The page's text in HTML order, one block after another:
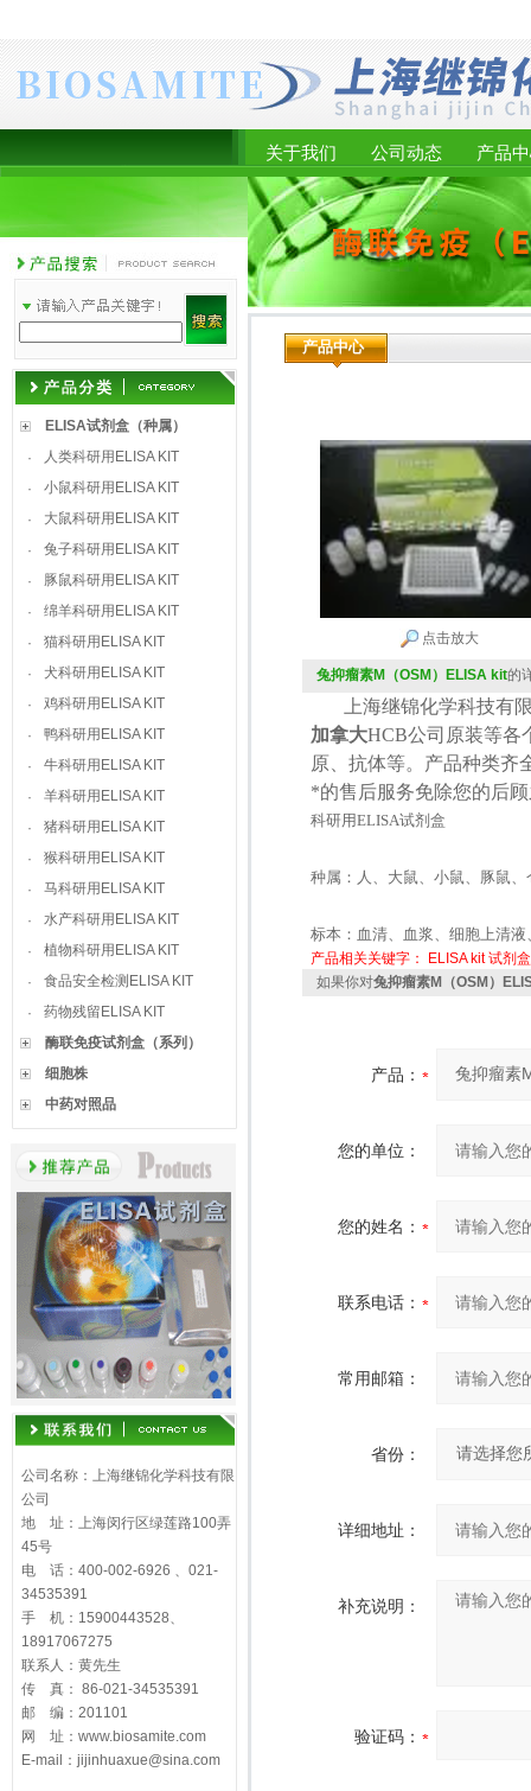
关于我们 公司动态 产品
ELISA试剂盒（种属）
·
人类科研用ELISA KIT
·
小鼠科研用ELISA KIT
·
大鼠科研用ELISA KIT
·
兔子科研用ELISA KIT
·
豚鼠科研用ELISA KIT
·
绵羊科研用ELISA KIT
·
猫科研用ELISA KIT
·
犬科研用ELISA KIT
·
鸡科研用ELISA KIT
·
鸭科研用ELISA KIT
·
牛科研用ELISA KIT
·
羊科研用ELISA KIT
·
猪科研用ELISA KIT
·
猴科研用ELISA KIT
·
马科研用ELISA KIT
·
水产科研用ELISA KIT
·
植物科研用ELISA KIT
·
食品安全检测ELISA KIT
·
药物残留ELISA KIT
酶联免疫试剂盒（系列）
细胞株
中药对照品
公司名称：上海继锦化学科技有限
公司
地 址：上海闵行区绿莲路100弄
45号
电 话：400-002-6926 、021-
34535391
手 机：15900443528、
18917067275
联系人：黄先生
传 真： 86-021-34535391
邮 编：201101
网 址：www.biosamite.com
E-mail：jijinhuaxue@sina.com
产品中心
点击放大
兔抑瘤素M（OSM）ELISA kit的
上海继锦化学科技有限
加拿大HCB公司原装等各
原、抗体等。产品种类齐
*的售后服务免除您的后
科研用ELISA试剂盒
种属：人、大鼠、小鼠、豚鼠
标本：血清、血浆、细胞上清
产品相关关键字： ELISA kit 试剂盒
如果你对兔抑瘤素M（OSM）
产品：
您的单位：
您的姓名：
联系电话：
常用邮箱：
省份：
详细地址：
补充说明：
验证码：